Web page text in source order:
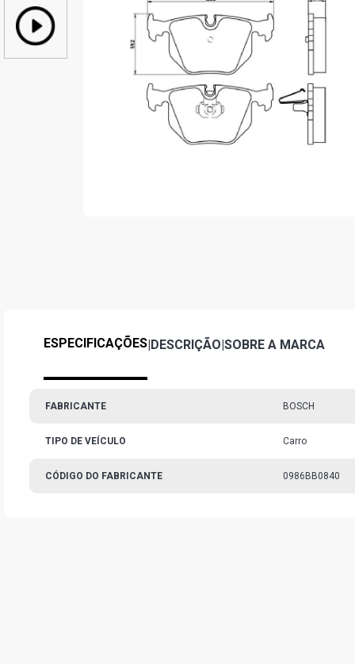
ESPECIFICAÇÕES|DESCRIÇÃO|SOBRE A MARCA
FABRICANTE BOSCH
TIPO DE VEÍCULO Carro
CÓDIGO DO FABRICANTE 0986BB0840